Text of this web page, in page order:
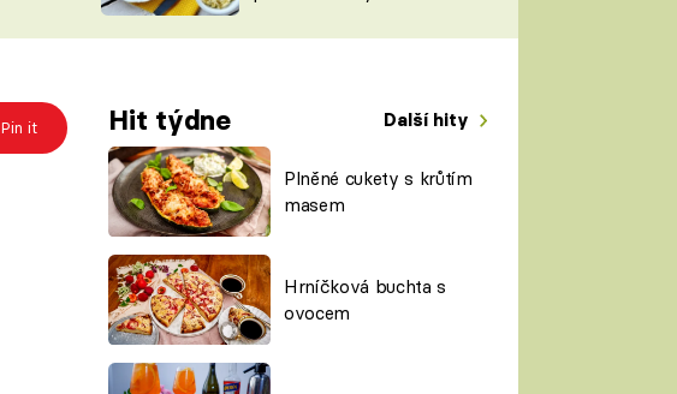
ŠÉFREDAKTORKY
ČASOPIS
Pin it Hit týdne Další hity
Plněné cukety s krůtím
masem
Hrníčková buchta s
ovocem